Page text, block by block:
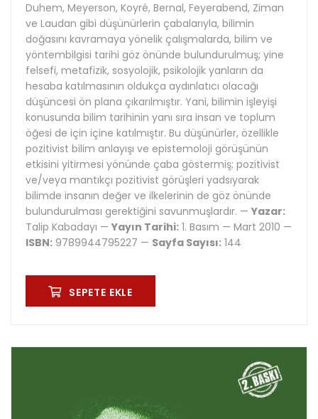
Duhem, Meyerson, Koyré, Bernal, Feyerabend, Ziman
ve Laudan gibi düşünürlerin çabalarıyla, bilimin
doğasını kavramaya yönelik çalışmalarda, bilim ve
yöntembilgisi tarihi göz önünde bulundurulmuş; yine
felsefi, metafizik, sosyolojik, psikolojik yanların da
hesaba katılmasının oldukça aydınlatıcı olacağı
düşüncesi ön plana çıkarılmıştır. Yani, bilimin işleyişi
konusunda bilim tarihinin yanı sıra insan ve toplum
öğesi de için içine katılmıştır. Bu düşünürler, özellikle
pozitivist bilim anlayışı ve epistemoloji görüşünün
etkisini yitirmesi yönünde çaba göstermiş; pozitivist
ve/veya mantıkçı pozitivist görüşleri yadsıyarak
bilimde insanın değer ve ilkelerinin de göz önünde
bulundurulması gerektiğini savunmuşlardır. — Yazar:
Talip Kabadayı — Yayın Tarihi: 1. Basım — Mart 2010 —
ISBN: 9789944795227 — Sayfa Sayısı: 144
SEPETE EKLE